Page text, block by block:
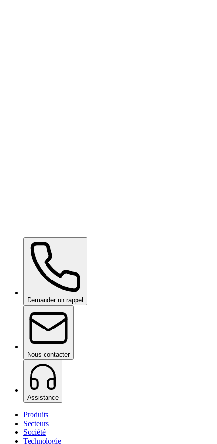
Ceramic Pro Care+sur demande
Demander un rappel
Nous contacter
Assistance
Produits
Secteurs
Société
Technologie